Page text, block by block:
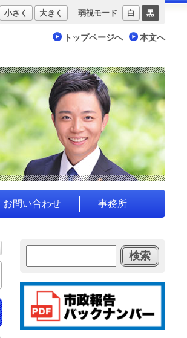
トップページへ 本文へ
小さく 大きく 弱視モード 白 黒
お問い合わせ 事務所